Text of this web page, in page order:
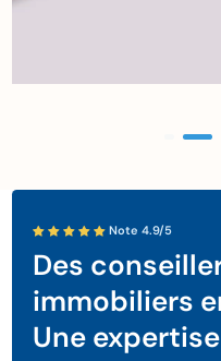
Note 4.9/5
Des
immobiliers
Une